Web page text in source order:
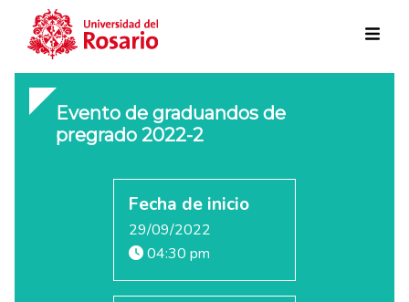
Skip to main content
Evento de graduandos de
pregrado 2022-2
Fecha de inicio
29/09/2022
04:30 pm